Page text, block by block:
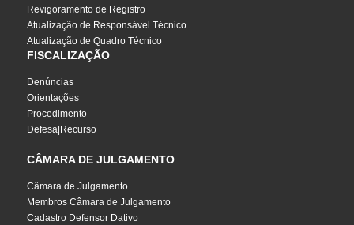
Revigoramento de Registro
Atualização de Responsável Técnico
Atualização de Quadro Técnico
FISCALIZAÇÃO
Denúncias
Orientações
Procedimento
Defesa|Recurso
CÂMARA DE JULGAMENTO
Câmara de Julgamento
Membros Câmara de Julgamento
Cadastro Defensor Dativo